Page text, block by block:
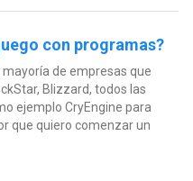
con programas?
mayoría de empresas que
Blizzard, todos las
ejemplo CryEngine para
que quiero comenzar un